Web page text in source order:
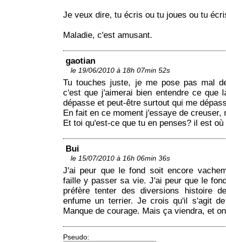
Je veux dire, tu écris ou tu joues ou tu
Maladie, c'est amusant.
gaotian
le 19/06/2010 à 18h 07min 52s
Tu touches juste, je me pose pas mal
c'est que j'aimerai bien entendre ce que
dépasse et peut-être surtout qui me
En fait en ce moment j'essaye de creuser,
Et toi qu'est-ce que tu en penses? il est où
Bui
le 15/07/2010 à 16h 06min 36s
J'ai peur que le fond soit encore
faille y passer sa vie. J'ai peur que le
préfère tenter des diversions histoire
enfume un terrier. Je crois qu'il s'agit
Manque de courage. Mais ça viendra, et
Pseudo: